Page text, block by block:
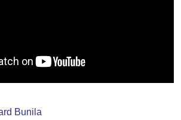
Bunila